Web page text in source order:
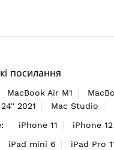
посилання
MacBook Air M1
2021
Mac Studio
iPhone 11 iPhone 12
iPad mini 6 iPad Pro